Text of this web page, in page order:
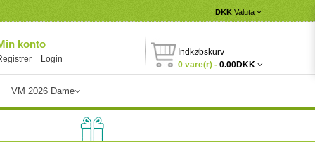
DKK Valuta
konto
Login
Indkøbskurv
0 vare(r) - 0.00DKK
VM 2026 Dame